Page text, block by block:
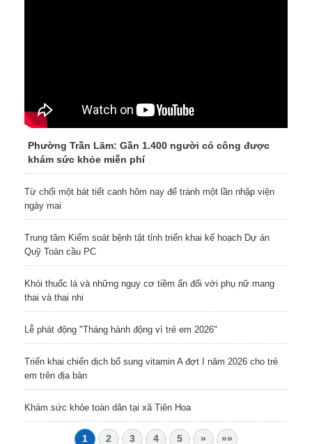
Phường Trần Lãm: Gần 1.400 người có công được
khám sức khỏe miễn phí
Từ chối một bát tiết canh hôm nay để tránh một lần nhập viện
ngày mai
Trung tâm Kiểm soát bệnh tật tỉnh triển khai kế hoạch Dự án
Quỹ Toàn cầu PC
Khói thuốc lá và những nguy cơ tiềm ẩn đối với phụ nữ mang
thai và thai nhi
Lễ phát động "Tháng hành động vì trẻ em 2026"
Triển khai chiến dịch bổ sung vitamin A đợt I năm 2026 cho trẻ
em trên địa bàn
Khám sức khỏe toàn dân tại xã Tiên Hoa
1 2 3 4 5 » »»